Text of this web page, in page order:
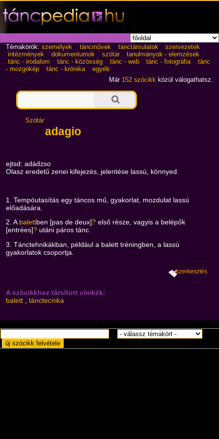
Témakörök: személyek táncművek tánctársulatok
szervezetek
intézmények
dokumentumok szótár
tanulmányok - elemzések
tánc - irodalom
tánc - közösség tánc - web tánc - fotográfia
tánc
- mozgókép
tánc - krónika
egyéb
Már 152 szócikk közül válogathatsz.
Szótár
adagio
ejtsd: adádzso
Olasz eredetű zenei kifejezés, jelentése lassú, könnyed.
1. Tempóutasítás egy táncos mű, gyakorlat, mozdulat lassú
előadására.
2. Abalettben [pas de deux]? első része, vagyis a belépők
[entrées]? utáni páros tánc.
3. Tánctehnikákban, például a balett tréningben, a lassú
gyakorlatok csoportja.
szerkesztés
A szócikkhez társított címkék:
balett ,tánctecnika